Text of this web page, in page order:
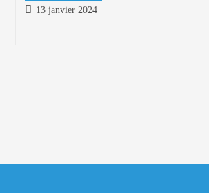
13 janvier 2024